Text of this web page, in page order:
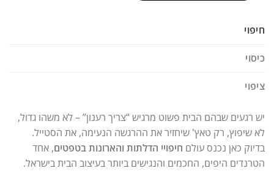
חיפוי
כיסוי
ציפוי
יש רגעים שבהם הבית פשוט מרגיש “צריך רענון” – לא משהו גדול,
לא שיפוץ, רק טאץ' שיחזיר את ההרגשה הנעימה, את הסטייל.
בדיוק כאן נכנס עולם חיפויי הדלתות והארונות בטפטים, אחד
הטרנדים היפים, החכמים והנגישים ביותר בעיצוב הבית בישראל.